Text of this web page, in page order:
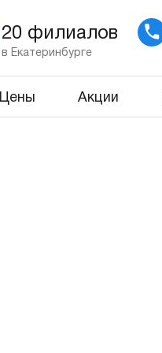
20 филиалов
в Екатеринбурге
Цены Акции